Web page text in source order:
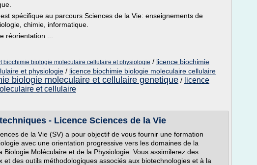
spécifique au parcours Sciences de la Vie: enseignements de
chimie, informatique.
réorientation ...
biochimie biologie moleculaire cellulaire et physiologie / licence biochimie
et physiologie / licence biochimie biologie moleculaire cellulaire
biologie moleculaire et cellulaire genetique / licence
et cellulaire
- Licence Sciences de la Vie
de la Vie (SV) a pour objectif de vous fournir une formation
avec une orientation progressive vers les domaines de la
Biologie Moléculaire et de la Physiologie. Vous assimilerez des
et des outils méthodologiques associés aux biotechnologies et à la